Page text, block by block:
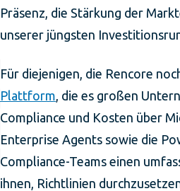
Präsenz, die Stärkung der
unserer jüngsten
Für diejenigen, die Rencore
Plattform, die es großen
Compliance und Kosten über
Enterprise Agents sowie die
Compliance-Teams einen
ihnen, Richtlinien